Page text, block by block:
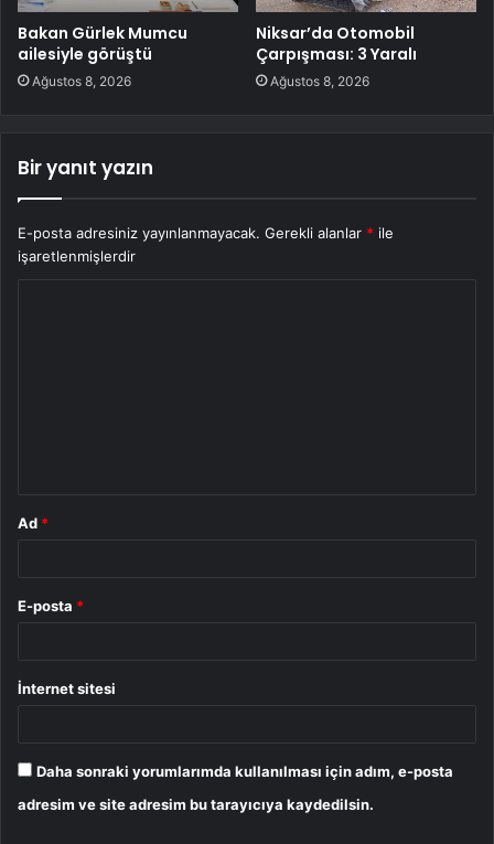
Bakan Gürlek Mumcu
ailesiyle görüştü
Ağustos 8, 2026
Niksar’da Otomobil
Çarpışması: 3 Yaralı
Ağustos 8, 2026
Bir yanıt yazın
E-posta adresiniz yayınlanmayacak. Gerekli alanlar * ile
işaretlenmişlerdir
Ad *
E-posta *
İnternet sitesi
Daha sonraki yorumlarımda kullanılması için adım, e-posta
adresim ve site adresim bu tarayıcıya kaydedilsin.